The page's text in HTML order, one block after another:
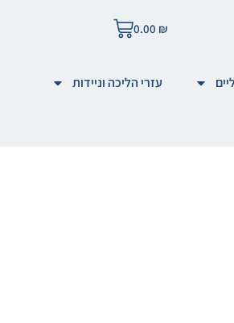
0.00 ₪
עזרי הליכה וניידות